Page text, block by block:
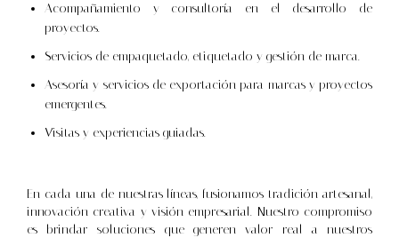
Acompañamiento y consultoría en el desarrollo de
proyectos.
Servicios de empaquetado, etiquetado y gestión de marca.
Asesoría y servicios de exportación para marcas y proyectos
emergentes.
Visitas y experiencias guiadas.
En cada una de nuestras líneas, fusionamos tradición artesanal,
innovación creativa y visión empresarial. Nuestro compromiso
es brindar soluciones que generen valor real a nuestros